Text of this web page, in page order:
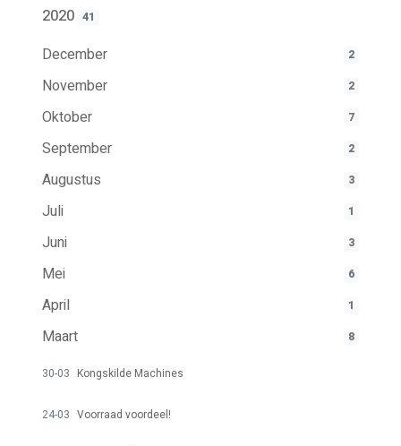
2020 41
December 2
November 2
Oktober 7
September 2
Augustus 3
Juli 1
Juni 3
Mei 6
April 1
Maart 8
30-03 Kongskilde Machines
24-03 Voorraad voordeel!